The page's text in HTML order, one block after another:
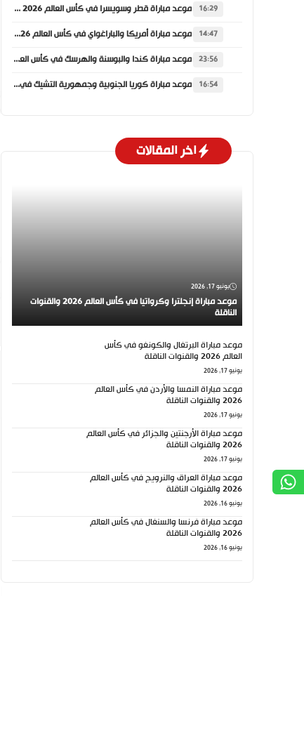
16:29 موعد مباراة قطر وسويسرا في كأس العالم 2026 والقنوات الناقلة
14:47 موعد مباراة أمريكا والباراغواي في كأس العالم 2026 والقنوات الناقلة
23:56 موعد مباراة كندا والبوسنة والهرسك في كأس العالم 2026 والقنوات الناقلة
16:54 موعد مباراة كوريا الجنوبية وجمهورية التشيك في كأس العالم 2026 والقنوات الناقلة
اخر المقالات
يونيو 17, 2026
موعد مباراة إنجلترا وكرواتيا في كأس العالم 2026 والقنوات
الناقلة
موعد مباراة البرتغال والكونغو في كأس
العالم 2026 والقنوات الناقلة
يونيو 17, 2026
موعد مباراة النمسا والأردن في كأس العالم
2026 والقنوات الناقلة
يونيو 17, 2026
موعد مباراة الأرجنتين والجزائر في كأس العالم
2026 والقنوات الناقلة
يونيو 17, 2026
موعد مباراة العراق والنرويج في كأس العالم
2026 والقنوات الناقلة
يونيو 16, 2026
موعد مباراة فرنسا والسنغال في كأس العالم
2026 والقنوات الناقلة
يونيو 16, 2026